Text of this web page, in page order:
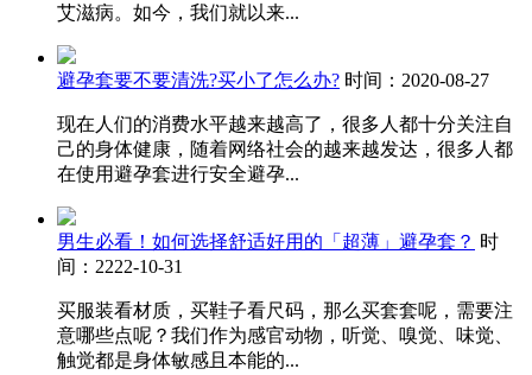
艾滋病。如今，我们就以来...
避孕套要不要清洗?买小了怎么办? 时间：2020-08-27
现在人们的消费水平越来越高了，很多人都十分关注自
己的身体健康，随着网络社会的越来越发达，很多人都
在使用避孕套进行安全避孕...
男生必看！如何选择舒适好用的「超薄」避孕套？ 时
间：2222-10-31
买服装看材质，买鞋子看尺码，那么买套套呢，需要注
意哪些点呢？我们作为感官动物，听觉、嗅觉、味觉、
触觉都是身体敏感且本能的...